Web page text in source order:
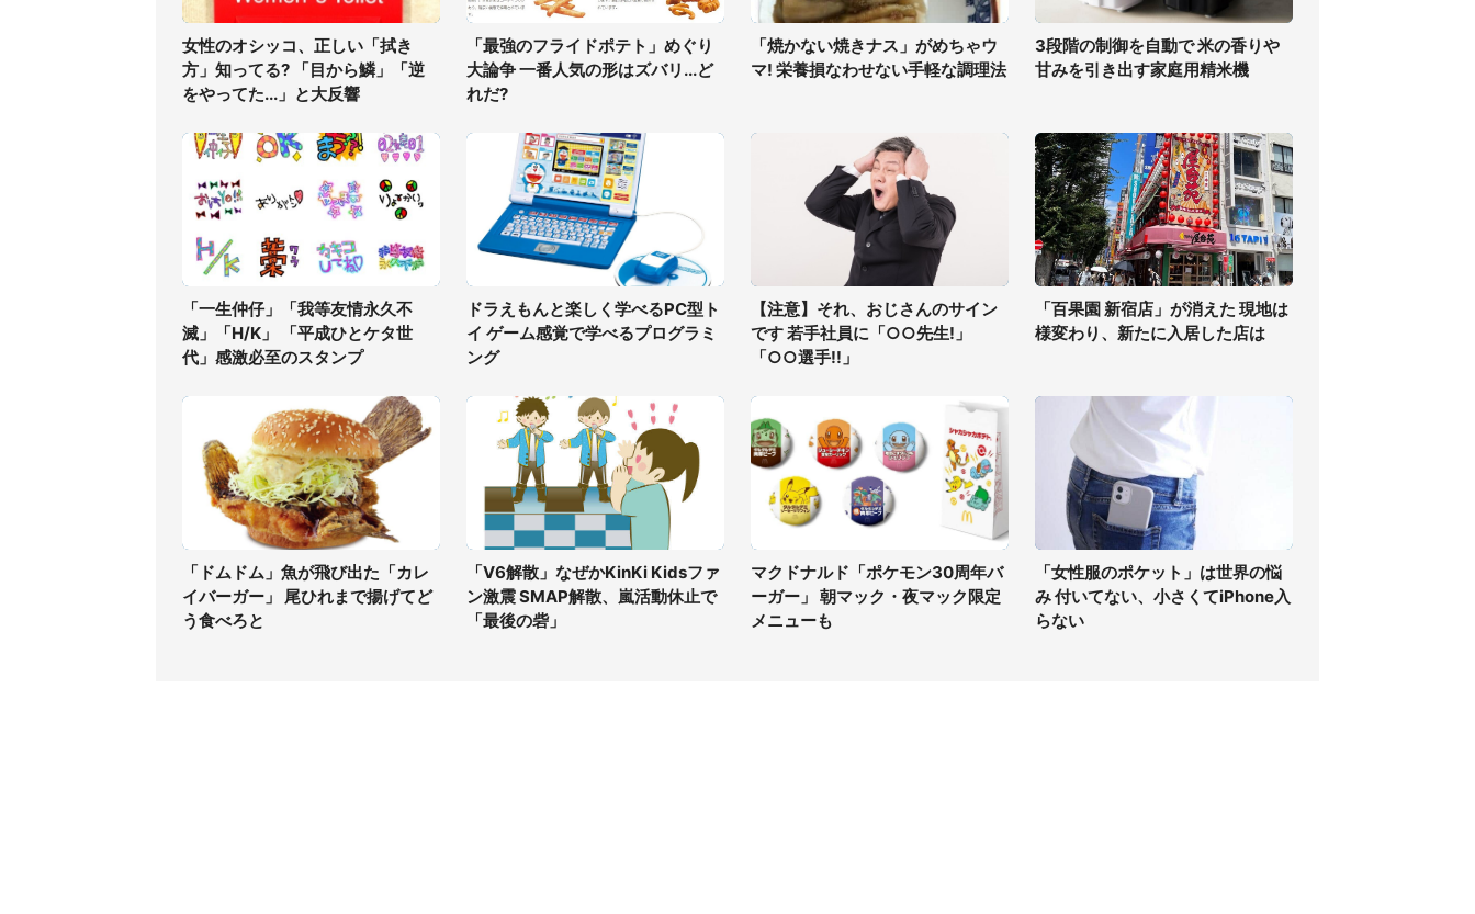
女性のオシッコ、正しい「拭き
方」知ってる? 「目から鱗」「逆
をやってた...」と大反響
「最強のフライドポテト」めぐり
大論争 一番人気の形はズバリ...ど
れだ?
「焼かない焼きナス」がめちゃウ
マ! 栄養損なわせない手軽な調理法
3段階の制御を自動で 米の香りや
甘みを引き出す家庭用精米機
「一生仲仔」「我等友情永久不
滅」「H/K」 「平成ひとケタ世
代」感激必至のスタンプ
ドラえもんと楽しく学べるPC型ト
イ ゲーム感覚で学べるプログラミ
ング
【注意】それ、おじさんのサイン
です 若手社員に「○○先生!」
「○○選手!!」
「百果園 新宿店」が消えた 現地は
様変わり、新たに入居した店は
「ドムドム」魚が飛び出た「カレ
イバーガー」 尾ひれまで揚げてど
う食べろと
「V6解散」なぜかKinKi Kidsファ
ン激震 SMAP解散、嵐活動休止で
「最後の砦」
マクドナルド「ポケモン30周年バ
ーガー」 朝マック・夜マック限定
メニューも
「女性服のポケット」は世界の悩
み 付いてない、小さくてiPhone入
らない